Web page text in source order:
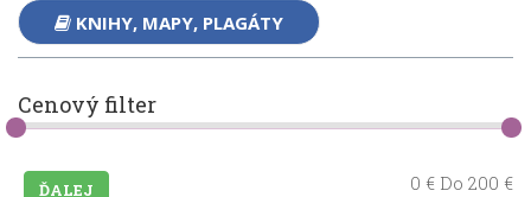
KNIHY, MAPY, PLAGÁTY
Cenový filter
0 € Do 200 €